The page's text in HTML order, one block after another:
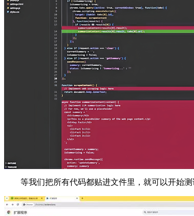
等我们把所有代码都贴进文件里，就可以开始测